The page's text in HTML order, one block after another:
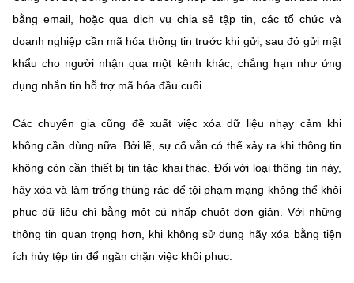
bằng email, hoặc qua dịch vụ chia sẻ tập tin, các tổ chức và
doanh nghiệp cần mã hóa thông tin trước khi gửi, sau đó gửi mật
khẩu cho người nhận qua một kênh khác, chẳng hạn như ứng
dụng nhắn tin hỗ trợ mã hóa đầu cuối.
Các chuyên gia cũng đề xuất việc xóa dữ liệu nhạy cảm khi
không cần dùng nữa. Bởi lẽ, sự cố vẫn có thể xảy ra khi thông tin
không còn cần thiết bị tin tặc khai thác. Đối với loại thông tin này,
hãy xóa và làm trống thùng rác để tội phạm mạng không thể khôi
phục dữ liệu chỉ bằng một cú nhấp chuột đơn giản. Với những
thông tin quan trọng hơn, khi không sử dụng hãy xóa bằng tiện
ích hủy tệp tin để ngăn chặn việc khôi phục.